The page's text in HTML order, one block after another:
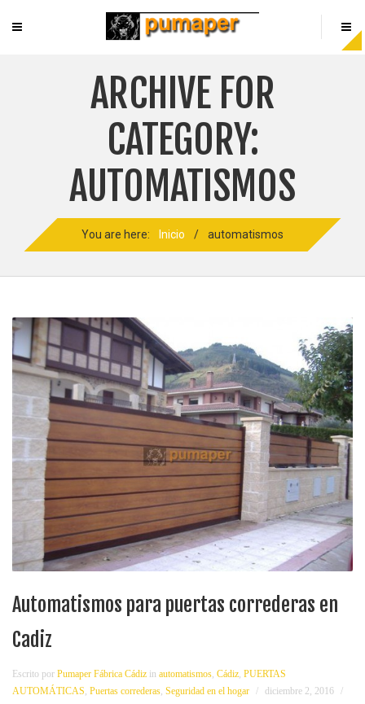
ARCHIVE FOR
CATEGORY:
AUTOMATISMOS
You are here: Inicio / automatismos
Automatismos para puertas correderas en
Cadiz
Escrito por Pumaper Fábrica Cádiz in automatismos, Cádiz, PUERTAS
AUTOMÁTICAS, Puertas correderas, Seguridad en el hogar diciembre 2, 2016